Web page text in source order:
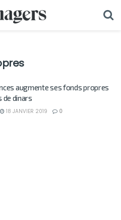
augmente ses fonds propres
de dinars
18 JANVIER 2019 0